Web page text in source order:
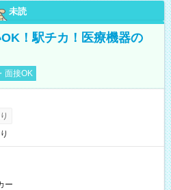
未読
！駅チカ！医療機器の
面接OK
ー